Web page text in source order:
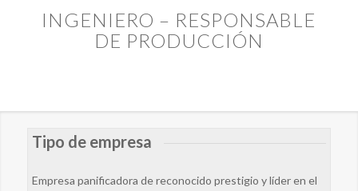
INGENIERO – RESPONSABLE
DE PRODUCCIÓN
Tipo de empresa
Empresa panificadora de reconocido prestigio y líder en el